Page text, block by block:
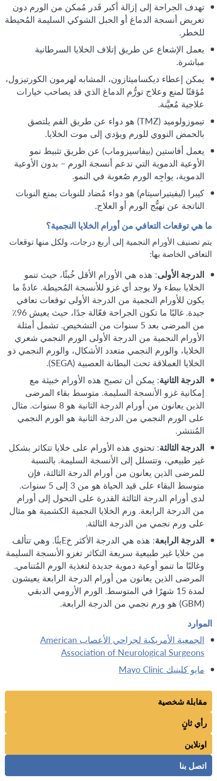
تهدف الجراحة إلى إزالة أكبر قَدر مُمكن من الورم دون
تعريض أنسجة الدماغ أو الحبل الشوكي السليمة المُحيطة
للخطر.
يعمل الإشعاع عن طريق إتلاف الخلايا السرطانية
مباشرة.
يمكن إعطاء ديكساميثازون، المشابه لهرمون الكورتيزول،
مُؤقتًا لمنع وعلاج تورُّم الدماغ الذي قد يصاحب خيارات
علاجية مُعيَّنة.
تيموزولوميد (TMZ) هو دواء عن طريق الفم يلتصق
بالحمض النووي للورم ويؤدي إلى موت الخلايا.
يعمل أفاستين (بيفاسيزوماب) عن طريق تثبيط نمو
الأوعية الدموية التي تدعم أنسجة الورم – بدون الأوعية
الدموية، يواجِه الورم صُعوبة في النمو.
كيبرا (ليفيتيراسيتام) هو دواء مُضاد للنوبات يمنع النوبات
الناتجة عن تهيُّج الورم أو العلاج.
ما هي توقعات التعافي من أورام الخلايا النجمية؟
يتم تصنيف الأورام النجمية إلى أربع درجات، ولكل منها توقعات
التعافي الخاصة بها:
الدرجة الأولى: هذه هي الأورام الأقل خُبثًا، حيث تنمو
الخلايا ببطء ولا يوجد أي غزو للأنسجة المُحيطة. عادةً ما
يكون للأورام النجمية من الدرجة الأولى توقعات تعافي
جيدة. غالبًا ما تكون الجراحة فعّالة جدًا، حيث يعيش 96٪
من المرضى بعد 5 سنوات من التشخيص. تشمل أمثلة
الأورام النجمية من الدرجة الأولى الورم النجمي شعري
الخلايا، والورم النجمي متعدد الأشكال، والورم النجمي ذو
الخلايا العملاقة تحت البطانة العصبية (SEGA).
الدرجة الثانية: يمكن أن تصبح هذه الأورام خبيثة مع
إمكانية غزو الأنسجة السليمة. متوسط بقاء المرضى
الذين يعانون من أورام الدرجة الثانية هو 8 سنوات. مثال
على الورم النجمي من الدرجة الثانية هو الورم النجمي
المُنتشر.
الدرجة الثالثة: تحتوي هذه الأورام على خلايا تتكاثر بشكل
غير طبيعي، وتتسلل إلى الأنسجة السليمة. بالنسبة
للمرضى الذين يعانون من أورام الدرجة الثالثة، فإن
متوسط ​​البقاء على قيد الحياة هو من 3 إلى 5 سنوات.
لدى أورام الدرجة الثالثة القدرة على التحول إلى أورام
من الدرجة الرابعة. ورم الخلايا النجمية الكشمية هو مثال
على ورم نجمي من الدرجة الثالثة.
الدرجة الرابعة
: هذه هي الدرجة الأكثر خEبثًا. وهي تتألف
من خلايا غير طبيعية سريعة التكاثر تغزو الأنسجة السليمة
وغالبًا ما تنمو أوعية دموية جديدة لتغذية الورم المُتنامي.
المرضى الذين يعانون من أورام الدرجة الرابعة يعيشون
لمدة 15 شهرًا في المتوسط. الورم الأرومي الدبقي
(GBM) هو ورم نجمي من الدرجة الرابعة.
الموارد
الجمعية الأمريكية لجراحي الأعصاب American
Association of Neurological Surgeons
مايو كلينيك Mayo Clinic
مقابلة شخصية
رأي ثانٍ
اونلاين
اتصل بنا